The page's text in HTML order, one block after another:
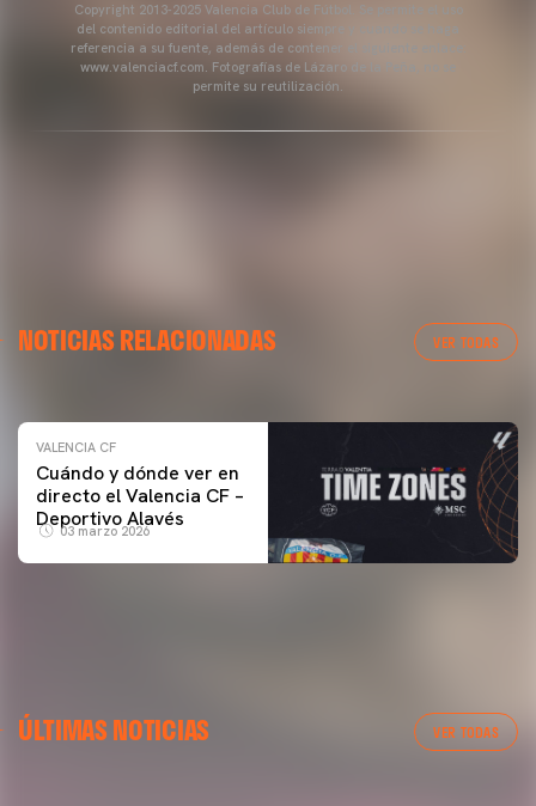
Copyright 2013-2025 Valencia Club de Fútbol. Se permite el uso
del contenido editorial del artículo siempre y cuando se haga
referencia a su fuente, además de contener el siguiente enlace:
www.valenciacf.com. Fotografías de Lázaro de la Peña, no se
permite su reutilización.
NOTICIAS RELACIONADAS VER TODAS
ENTRENAMIENTO DEL VALENCIA CF 04/03/26
VALENCIA CF
Cuándo y dónde ver en
directo el Valencia CF –
Deportivo Alavés
03 marzo 2026
ÚLTIMAS NOTICIAS VER TODAS
Las fotos del Valencia CF-Newcastle United FC
PRIMER EQUIPO